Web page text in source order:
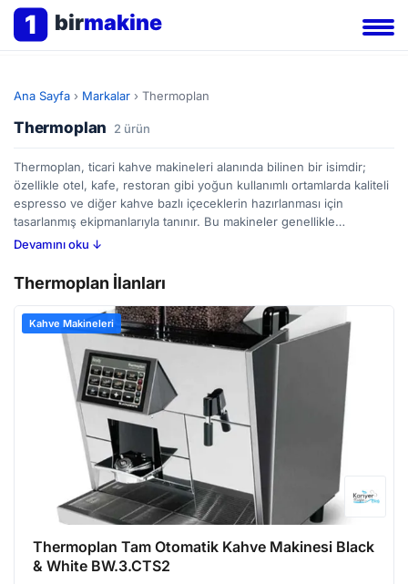
1 birmakine
Ana Sayfa › Markalar › Thermoplan
Thermoplan 2 ürün
Thermoplan, ticari kahve makineleri alanında bilinen bir isimdir;
özellikle otel, kafe, restoran gibi yoğun kullanımlı ortamlarda kaliteli
espresso ve diğer kahve bazlı içeceklerin hazırlanması için
tasarlanmış ekipmanlarıyla tanınır. Bu makineler genellikle
profesyonel baristaların ihtiyaçlarını göz önünde bulundurarak
koruma özellikleriyle dikkat çeker. BirMakine'de şu anda
Thermoplan markasının birkaç ilanı mevcut; bu ilanlar sayesinde
yeni veya ikinci el makinelerin farklı özellikleri ve fiyat aralıkları
karşılaştırılarak işletmenizin ihtiyaçlarına uygun bir seçim yapılması
kolaylaşır. Kahve makinesi alımında, su sertliği ayarı, bakım
gereksinimleri ve kapasite gibi detaylara dikkat etmek iş akışını
etkileyecektir.
Devamını oku ↓
Thermoplan İlanları
Kahve Makineleri
Thermoplan Tam Otomatik Kahve Makinesi Black
& White BW.3.CTS2